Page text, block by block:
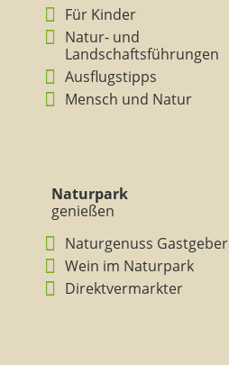
Für Kinder
Natur- und
Landschaftsführungen
Ausflugstipps
Mensch und Natur
Naturpark
genießen
Naturgenuss Gastgeber
Wein im Naturpark
Direktvermarkter